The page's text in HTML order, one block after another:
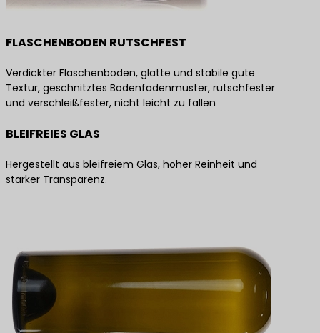
FLASCHENBODEN RUTSCHFEST
Verdickter Flaschenboden, glatte und stabile gute
Textur, geschnitztes Bodenfadenmuster, rutschfester
und verschleißfester, nicht leicht zu fallen
BLEIFREIES GLAS
Hergestellt aus bleifreiem Glas, hoher Reinheit und
starker Transparenz.